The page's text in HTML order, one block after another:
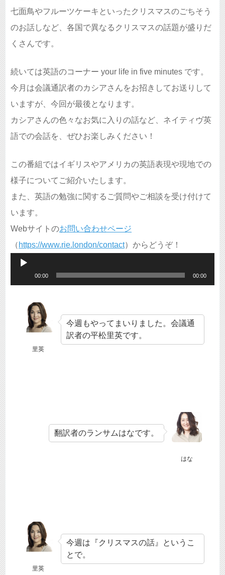
七面鳥やフルーツケーキといったクリスマスのごちそう
のお話しなど、各国で異なるクリスマスの話題が盛りだ
くさんです。
続いては英語のコーナー your life in five minutes です。
今月は会議通訳者のカシアさんをお招きしてお送りして
いますが、今回が最後となります。
カシアさんの色々なお気に入りの話など、ネイティヴ英
語での会話を、ぜひお楽しみください！
この番組ではイギリスやアメリカの英語表現や現地での
様子についてご紹介いたします。
また、英語の勉強に関するご質問やご相談を受け付けて
います。
Webサイトのお問い合わせページ
（ https://www.rie.london/contact）からどうぞ！
00:00 00:00
里英
今週もやってまいりました。会議通
訳者の平松里英です。
はな
翻訳者のランサムはなです。
里英
今週は『クリスマスの話』というこ
とで。